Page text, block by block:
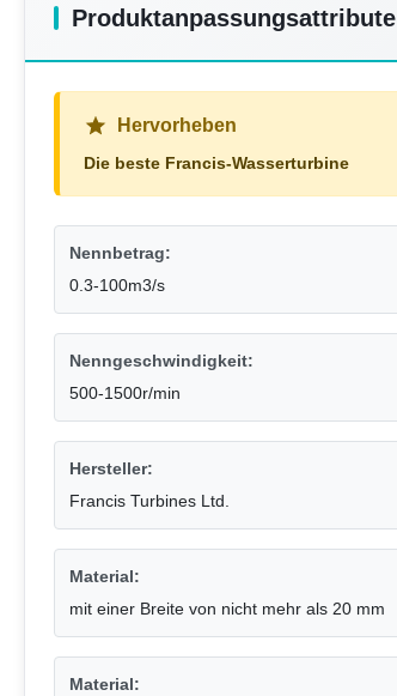
Produktanpassungsattribute
Hervorheben
Die beste Francis-Wasserturbine
Nennbetrag:
0.3-100m3/s
Nenngeschwindigkeit:
500-1500r/min
Hersteller:
Francis Turbines Ltd.
Material:
mit einer Breite von nicht mehr als 20 mm
Material: